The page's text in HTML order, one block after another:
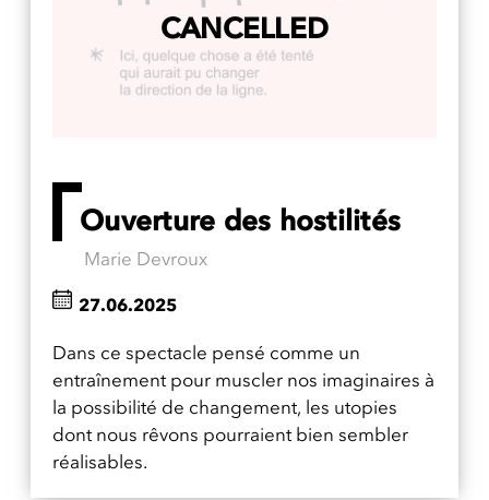
CANCELLED
Ouverture des hostilités
Marie Devroux
Dans ce spectacle pensé comme un
entraînement pour muscler nos imaginaires à
la possibilité de changement, les utopies
dont nous rêvons pourraient bien sembler
réalisables.
27.06.2025